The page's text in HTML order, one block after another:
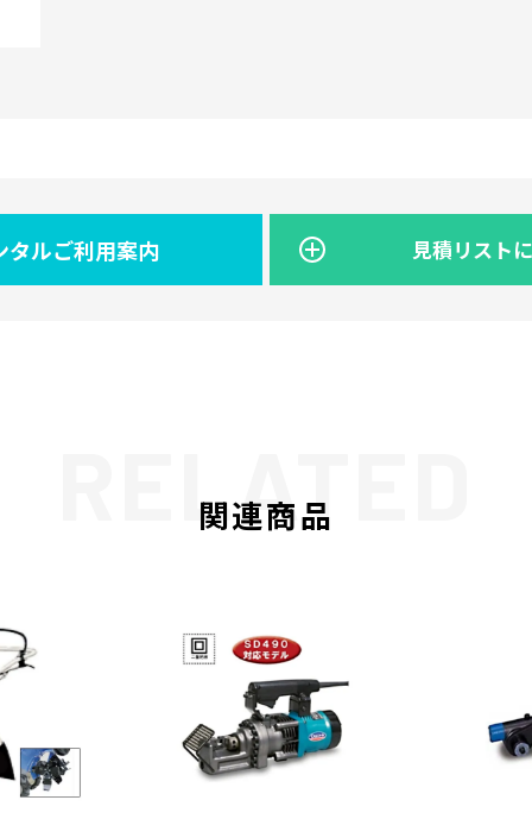
タルご利用案内 見積リスト
関連商品